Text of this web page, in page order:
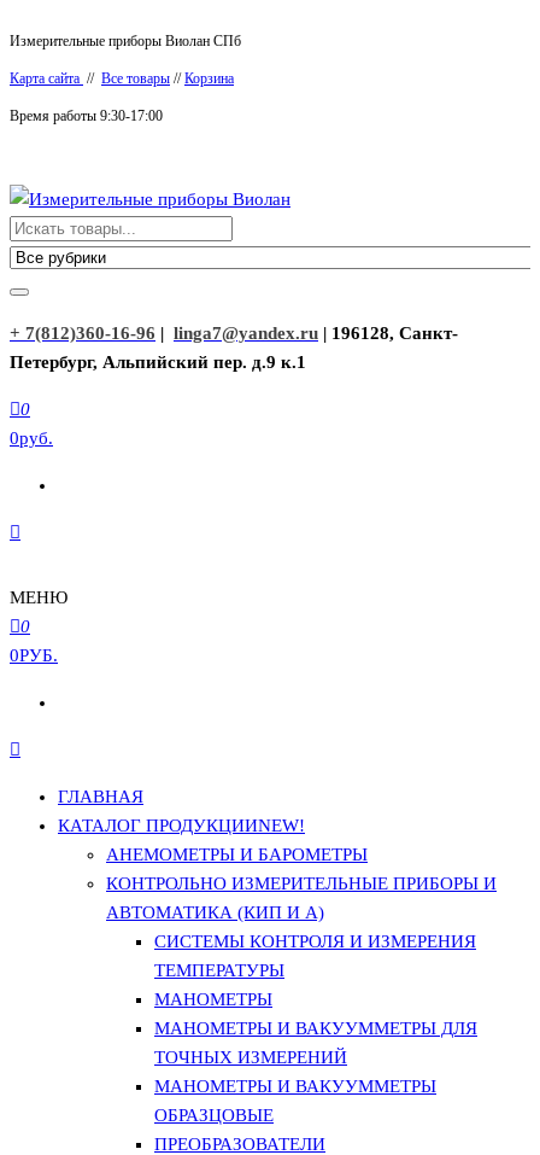
к
содержимому
Измерительные приборы Виолан СПб
Карта сайта // Все товары //Корзина
Время работы 9:30-17:00
Измерительные приборы Виолан
+ 7(812)360-16-96 | linga7@yandex.ru | 196128, Санкт-
Петербург, Альпийский пер. д.9 к.1
0
0руб.
МЕНЮ
0
0РУБ.
ГЛАВНАЯ
КАТАЛОГ ПРОДУКЦИИNEW!
АНЕМОМЕТРЫ И БАРОМЕТРЫ
КОНТРОЛЬНО ИЗМЕРИТЕЛЬНЫЕ ПРИБОРЫ И
АВТОМАТИКА (КИП И А)
СИСТЕМЫ КОНТРОЛЯ И ИЗМЕРЕНИЯ
ТЕМПЕРАТУРЫ
МАНОМЕТРЫ
МАНОМЕТРЫ И ВАКУУММЕТРЫ ДЛЯ
ТОЧНЫХ ИЗМЕРЕНИЙ
МАНОМЕТРЫ И ВАКУУММЕТРЫ
ОБРАЗЦОВЫЕ
ПРЕОБРАЗОВАТЕЛИ